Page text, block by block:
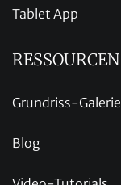
Tablet App
RESSOURCEN
Grundriss-Galerie
Blog